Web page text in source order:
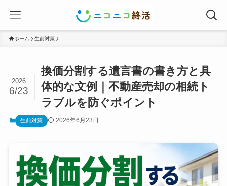
ホーム 生前対策
換価分割する遺言書の書き方と具
体的な文例｜不動産売却の相続ト
ラブルを防ぐポイント
2026
6/23
生前対策 2026年6月23日